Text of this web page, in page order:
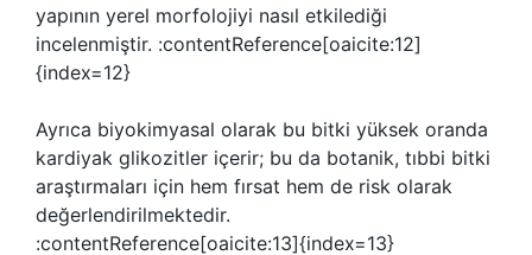
yapının yerel morfolojiyi nasıl etkilediği
incelenmiştir. :contentReference[oaicite:12]
{index=12}
Ayrıca biyokimyasal olarak bu bitki yüksek oranda
kardiyak glikozitler içerir; bu da botanik, tıbbi bitki
araştırmaları için hem fırsat hem de risk olarak
değerlendirilmektedir.
:contentReference[oaicite:13]{index=13}